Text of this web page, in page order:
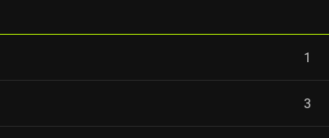
1
3